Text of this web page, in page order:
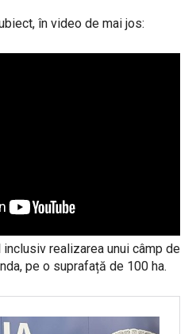
în video de mai jos:
realizarea unui câmp de
pe o suprafață de 100 ha.